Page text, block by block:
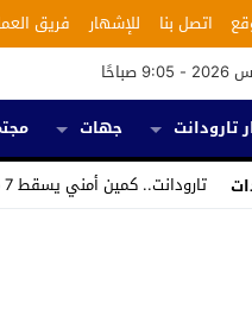
اتصل بنا للإشهار فريق
تارودانت
جهات
تارودانت.. كمين أمني يسقط 7 مشتبه فيهم ويكشف استغلال محل للحلاقة في ترويج الم _